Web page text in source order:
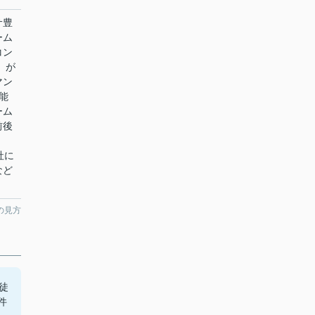
豊
ン
が
ン
後
に
ど
見方